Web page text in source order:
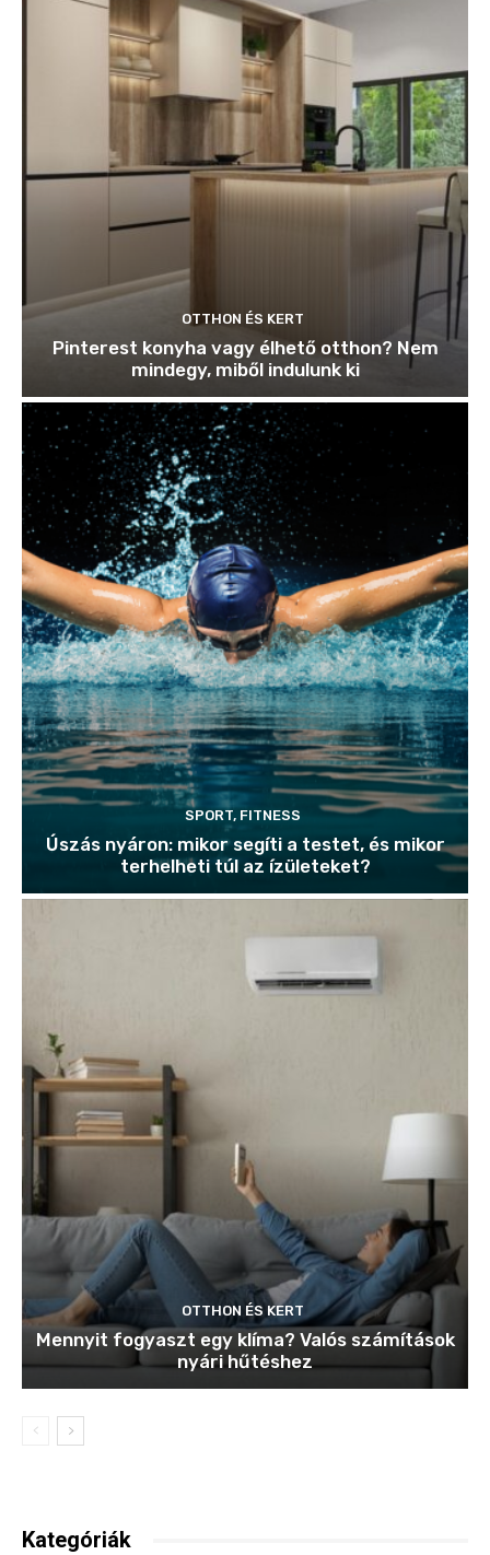
OTTHON ÉS KERT
Pinterest konyha vagy élhető otthon? Nem
mindegy, miből indulunk ki
SPORT, FITNESS
Úszás nyáron: mikor segíti a testet, és mikor
terhelheti túl az ízületeket?
OTTHON ÉS KERT
Mennyit fogyaszt egy klíma? Valós számítások
nyári hűtéshez
Kategóriák